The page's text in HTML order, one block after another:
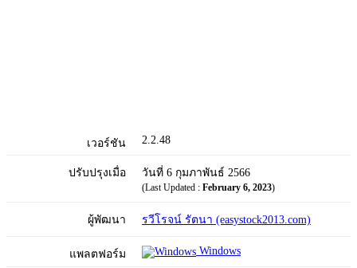
เวอร์ชัน 2.2.48
ปรับปรุงเมื่อ วันที่ 6 กุมภาพันธ์ 2566
(Last Updated : February 6, 2023)
ผู้พัฒนา รวีโรจน์ รัตนา (easystock2013.com)
แพลตฟอร์ม Windows